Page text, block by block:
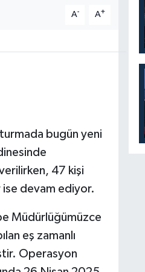
A- A+
bugün yeni
47 kişi
ise devam ediyor.
Müdürlüğümüzce
eş zamanlı
Operasyon